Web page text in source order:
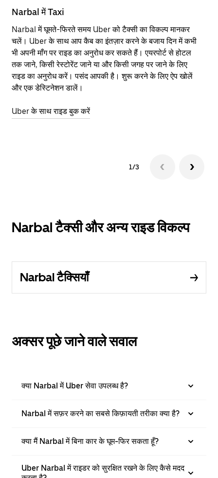
Narbal में Taxi
Narbal में घूमते-फिरते समय Uber को टैक्सी का विकल्प मानकर
चलें। Uber के साथ आप कैब का इंतज़ार करने के बजाय दिन में कभी
भी अपनी माँग पर राइड का अनुरोध कर सकते हैं। एयरपोर्ट से होटल
तक जाने, किसी रेस्टोरेंट जाने या और किसी जगह पर जाने के लिए
राइड का अनुरोध करें। पसंद आपकी है। शुरू करने के लिए ऐप खोलें
और एक डेस्टिनेशन डालें।
Uber के साथ राइड बुक करें
1/3
Narbal टैक्सी और अन्य राइड विकल्प
Narbal टैक्सियाँ
अक्सर पूछे जाने वाले सवाल
क्या Narbal में Uber सेवा उपलब्ध है?
Narbal में सफ़र करने का सबसे किफ़ायती तरीका क्या है?
क्या मैं Narbal में बिना कार के घूम-फिर सकता हूँ?
Uber Narbal में राइडर को सुरक्षित रखने के लिए कैसे मदद